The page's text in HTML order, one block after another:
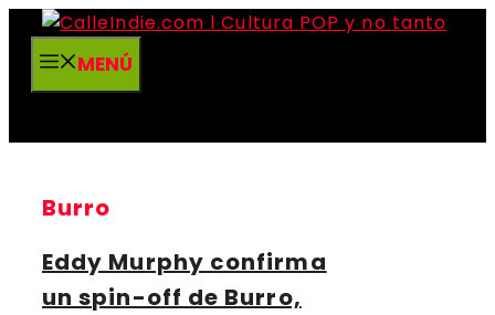
Saltar
contenidoMENÚ
Burro
Eddy Murphy confirma
un spin-off de Burro,